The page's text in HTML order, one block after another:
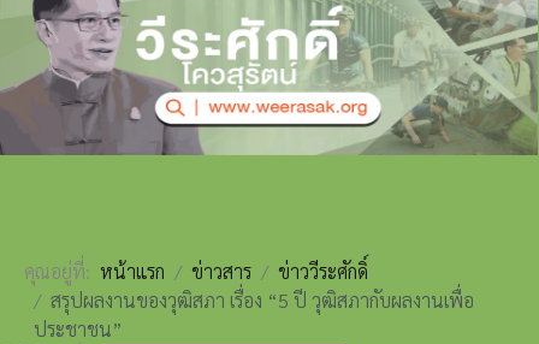
คุณอยู่ที่: หน้าแรก ข่าวสาร
ข่าววีระศักดิ์
สรุปผลงานของวุฒิสภา เรื่อง “5 ปี วุฒิสภากับผลงานเพื่อ
ประชาชน”